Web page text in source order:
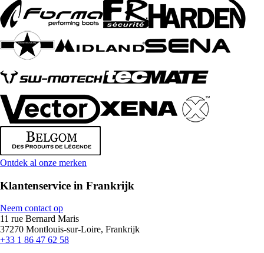
Ontdek al onze merken
Klantenservice in Frankrijk
Neem contact op
11 rue Bernard Maris
37270 Montlouis-sur-Loire, Frankrijk
+33 1 86 47 62 58